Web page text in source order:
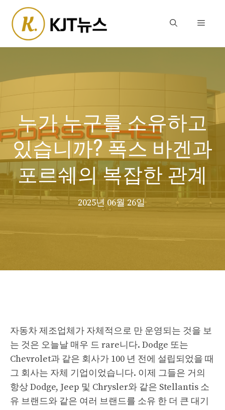
content
Menu
누가 누구를 소유하고
있습니까? 폭스 바겐과
포르쉐의 복잡한 관계
2025년 06월 26일
자동차 제조업체가 자체적으로 만 운영되는 것을 보
는 것은 오늘날 매우 드 rare니다. Dodge 또는
Chevrolet과 같은 회사가 100 년 전에 설립되었을 때
그 회사는 자체 기업이었습니다. 이제 그들은 거의
항상 Dodge, Jeep 및 Chrysler와 같은 Stellantis 소
유 브랜드와 같은 여러 브랜드를 소유 한 더 큰 대기